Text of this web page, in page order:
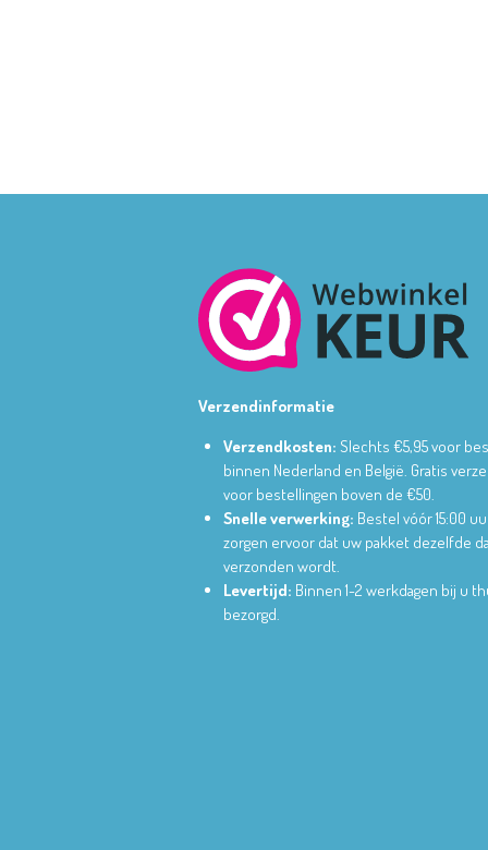
Verzendinformatie
Verzendkosten: Slechts €5,95 voor
binnen Nederland en België. Gratis
voor bestellingen boven de €50.
Snelle verwerking: Bestel vóór 15:00
zorgen ervoor dat uw pakket dezelfde
verzonden wordt.
Levertijd: Binnen 1-2 werkdagen bij u
bezorgd.